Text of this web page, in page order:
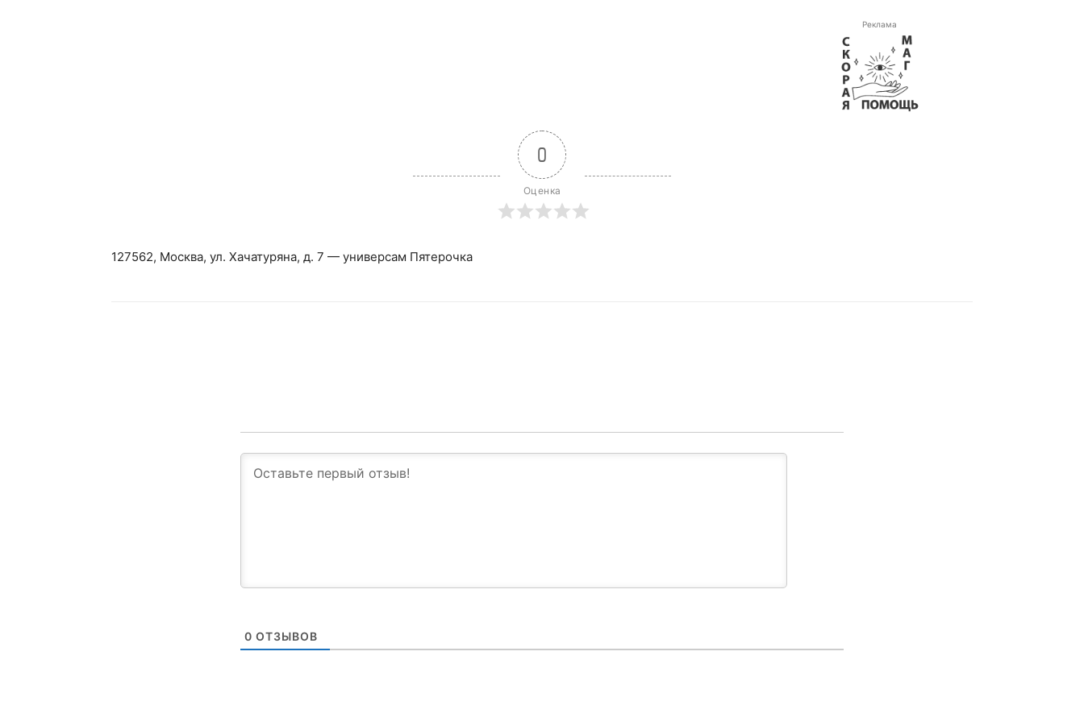
Реклама
0
Оценка
127562, Москва, ул. Хачатуряна, д. 7 — универсам Пятерочка
0 ОТЗЫВОВ